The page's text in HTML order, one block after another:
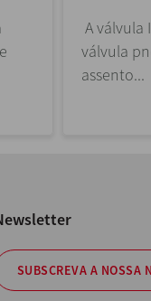
A válvula
válvula
assento...
SUBSCREVA A NOSSA